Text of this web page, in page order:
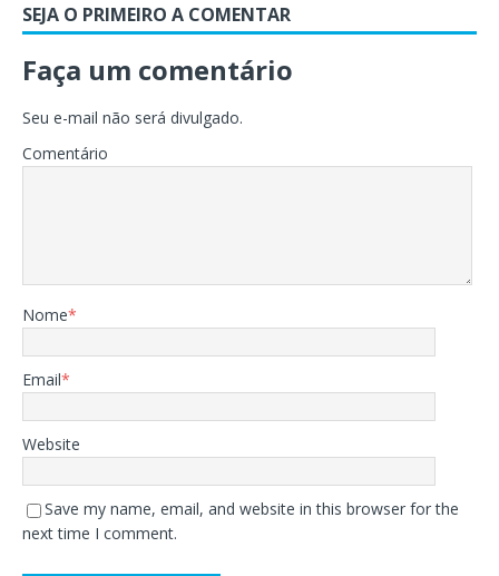
SEJA O PRIMEIRO A COMENTAR
Faça um comentário
Seu e-mail não será divulgado.
Comentário
Nome*
Email*
Website
Save my name, email, and website in this browser for the
next time I comment.